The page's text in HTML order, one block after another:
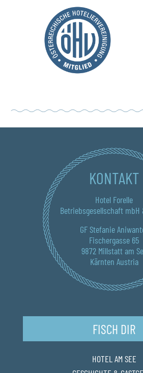
KONTAKT
Hotel Forelle
Betriebsgesellschaft mbH
GF Stefanie
Fischergasse 65
9872 Millstatt am
Kärnten Austria
FISCH DIR
HOTEL AM SEE